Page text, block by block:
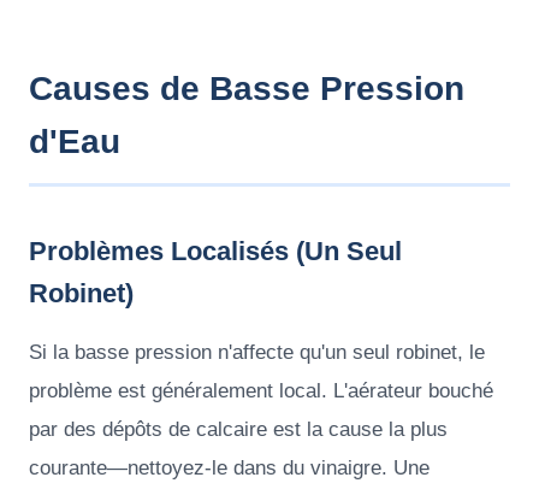
Causes de Basse Pression
d'Eau
Problèmes Localisés (Un Seul
Robinet)
Si la basse pression n'affecte qu'un seul robinet, le
problème est généralement local. L'aérateur bouché
par des dépôts de calcaire est la cause la plus
courante—nettoyez-le dans du vinaigre. Une